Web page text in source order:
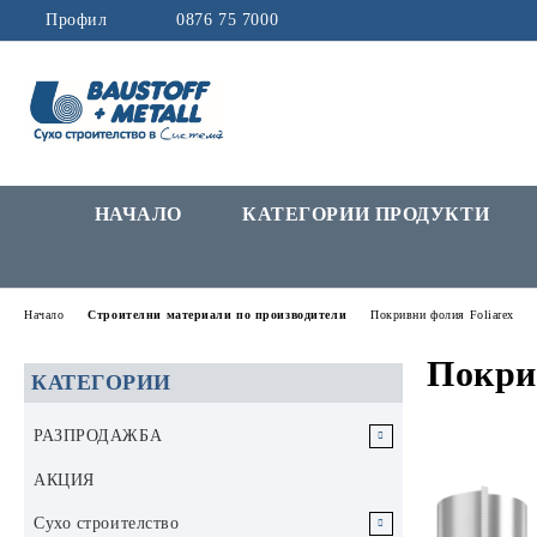
Профил 0876 75 7000
НАЧАЛО КАТЕГОРИИ ПРОДУКТИ
КАТЕГОРИИ
РАЗПРОДАЖБА
РАЗПРОДАЖБА Инструменти и
АКЦИЯ
Сухо строителство
Начало Строителни материали по производители Покривни фолия Foliarex